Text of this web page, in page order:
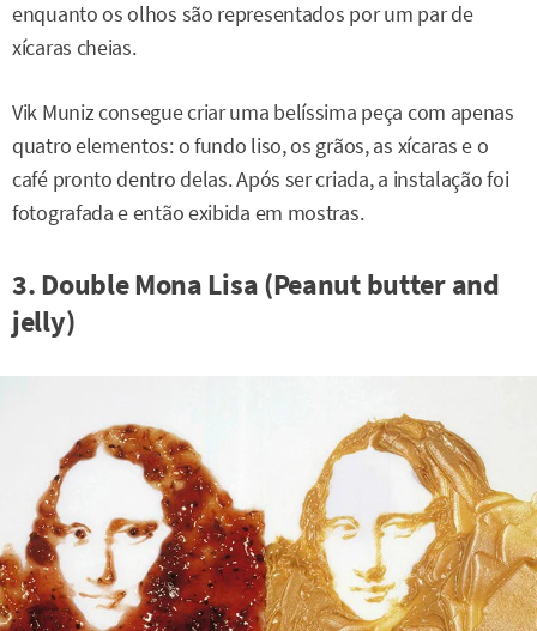
enquanto os olhos são representados por um par de
xícaras cheias.
Vik Muniz consegue criar uma belíssima peça com apenas
quatro elementos: o fundo liso, os grãos, as xícaras e o
café pronto dentro delas. Após ser criada, a instalação foi
fotografada e então exibida em mostras.
3. Double Mona Lisa (Peanut butter and
jelly)